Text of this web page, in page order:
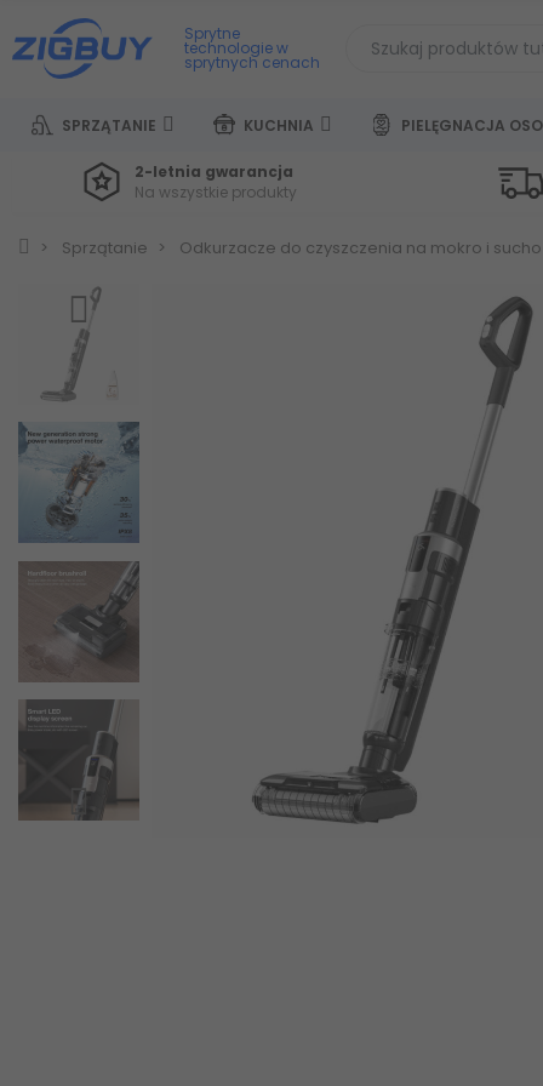
Sprytne
technologie w
sprytnych cenach
SPRZĄTANIE KUCHNIA PIELĘGNACJA
2-letnia gwarancja
Na wszystkie produkty
Sprzątanie Odkurzacze do czyszczenia na mokro i sucho